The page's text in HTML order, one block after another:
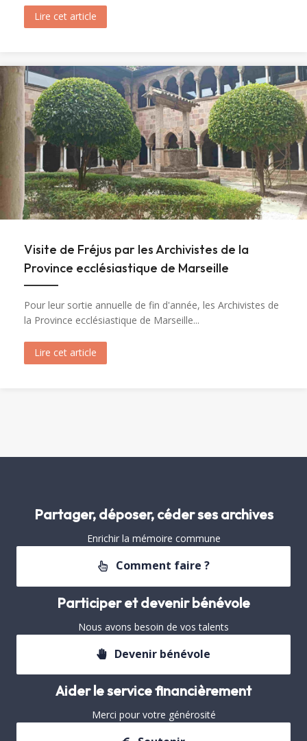
Lire cet article
Visite de Fréjus par les Archivistes de la
Province ecclésiastique de Marseille
Pour leur sortie annuelle de fin d'année, les Archivistes de
la Province ecclésiastique de Marseille...
Lire cet article
Partager, déposer, céder ses archives
Enrichir la mémoire commune
Comment faire ?
Participer et devenir bénévole
Nous avons besoin de vos talents
Devenir bénévole
Aider le service financièrement
Merci pour votre générosité